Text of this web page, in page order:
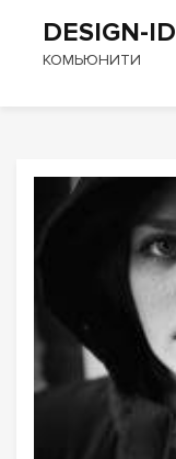
DESIGN-ID
КОМЬЮНИТИ